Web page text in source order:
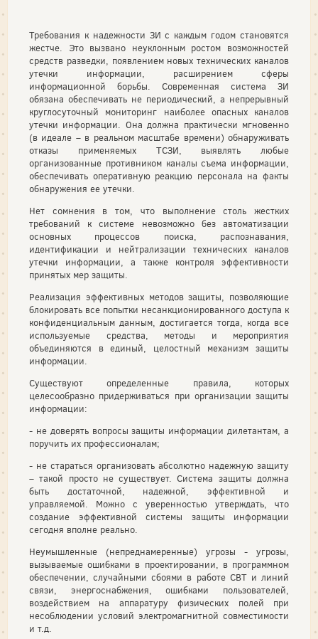
Требования к надежности ЗИ с каждым годом становятся
жестче. Это вызвано неуклонным ростом возможностей
средств разведки, появлением новых технических каналов
утечки информации, расширением сферы
информационной борьбы. Современная система ЗИ
обязана обеспечивать не периодический, а непрерывный
круглосуточный мониторинг наиболее опасных каналов
утечки информации. Она должна практически мгновенно
(в идеале – в реальном масштабе времени) обнаруживать
отказы применяемых ТСЗИ, выявлять любые
организованные противником каналы съема информации,
обеспечивать оперативную реакцию персонала на факты
обнаружения ее утечки.
Нет сомнения в том, что выполнение столь жестких
требований к системе невозможно без автоматизации
основных процессов поиска, распознавания,
идентификации и нейтрализации технических каналов
утечки информации, а также контроля эффективности
принятых мер защиты.
Реализация эффективных методов защиты, позволяющие
блокировать все попытки несанкционированного доступа к
конфиденциальным данным, достигается тогда, когда все
используемые средства, методы и мероприятия
объединяются в единый, целостный механизм защиты
информации.
Существуют определенные правила, которых
целесообразно придерживаться при организации защиты
информации:
- не доверять вопросы защиты информации дилетантам, а
поручить их профессионалам;
- не стараться организовать абсолютно надежную защиту
– такой просто не существует. Система защиты должна
быть достаточной, надежной, эффективной и
управляемой. Можно с уверенностью утверждать, что
создание эффективной системы защиты информации
сегодня вполне реально.
Неумышленные (непреднамеренные) угрозы - угрозы,
вызываемые ошибками в проектировании, в программном
обеспечении, случайными сбоями в работе СВТ и линий
связи, энергоснабжения, ошибками пользователей,
воздействием на аппаратуру физических полей при
несоблюдении условий электромагнитной совместимости
и т.д.